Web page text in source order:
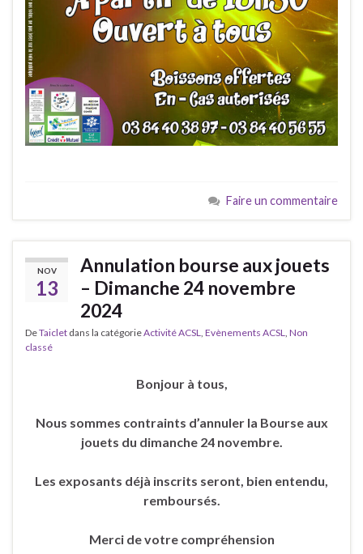
Faire un commentaire
NOV
13
Annulation bourse aux jouets
– Dimanche 24 novembre
2024
DeTaiclet dans la catégorieActivité ACSL, Evènements ACSL, Non
classé
Bonjour à tous,
Nous sommes contraints d’annuler la Bourse aux
jouets du dimanche 24 novembre.
Les exposants déjà inscrits seront, bien entendu,
remboursés.
Merci de votre compréhension